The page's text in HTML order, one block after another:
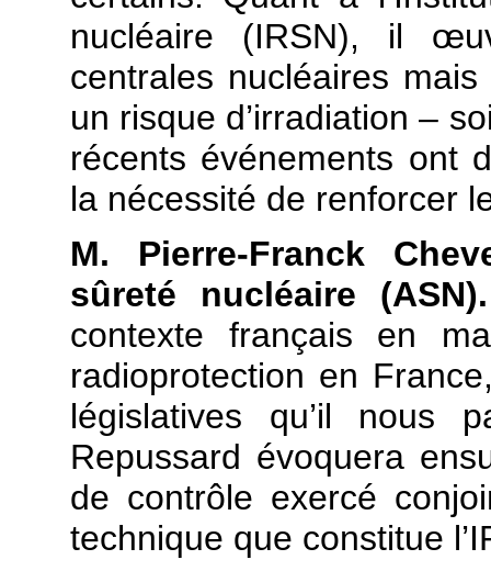
nucléaire (IRSN), il
centrales nucléaires
un risque d’irradiation –
récents événements ont
la nécessité de renforcer
M. Pierre-Franck
sûreté nucléaire
contexte français en
radioprotection en
législatives qu’il nous
Repussard évoquera
de contrôle exercé
technique que constitue